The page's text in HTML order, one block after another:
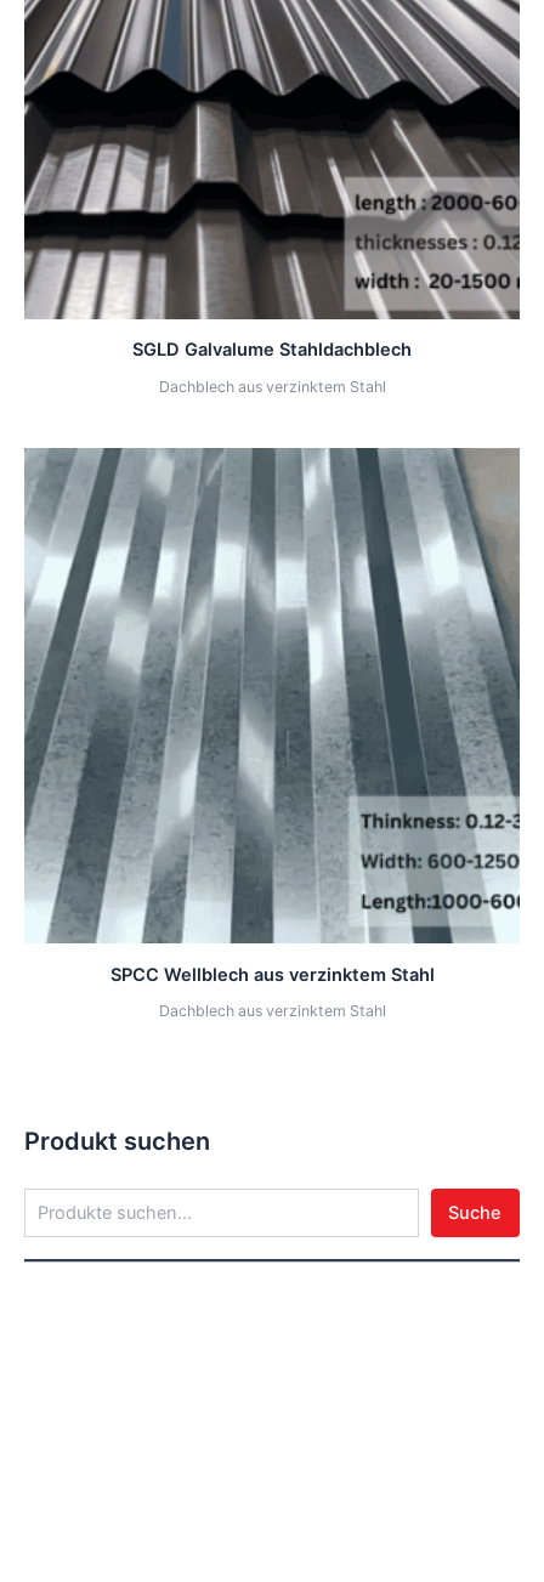
Produkt suchen
Suche
SGLD Galvalume Stahldachblech
Dachblech aus verzinktem Stahl
SPCC Wellblech aus verzinktem Stahl
Dachblech aus verzinktem Stahl